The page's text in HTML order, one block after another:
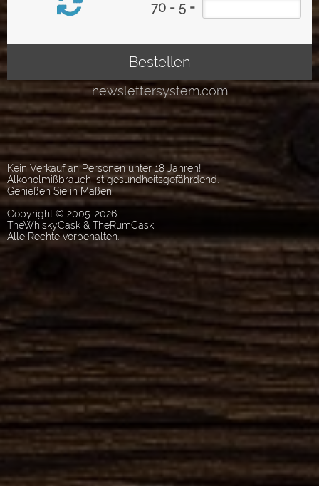
Kein Verkauf an Personen unter 18 Jahren!
Alkoholmißbrauch ist gesundheitsgefährdend.
Genießen Sie in Maßen.
Copyright © 2005-2026
TheWhiskyCask & TheRumCask
Alle Rechte vorbehalten.